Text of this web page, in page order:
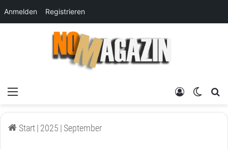
Anmelden Registrieren
Menü Skin
Anmelden
Start| 2025 | September